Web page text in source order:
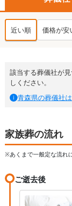
近い順 価格が安
該当する葬儀社が
しください。
青森県の葬儀社
家族葬の流れ
※あくまで一般定な流れ
ご逝去後